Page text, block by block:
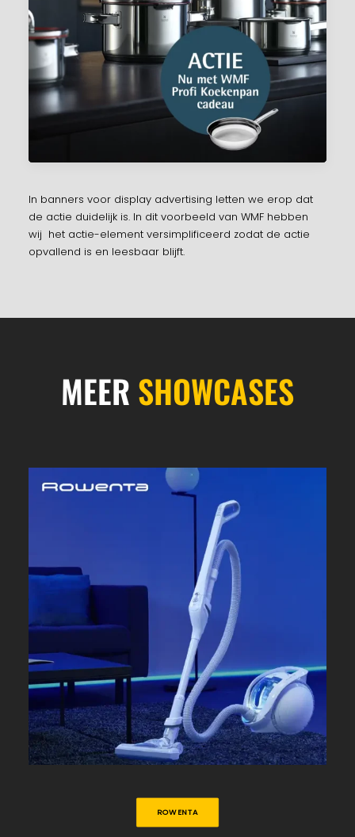
In banners voor display advertising letten we erop dat
de actie duidelijk is. In dit voorbeeld van WMF hebben
wij het actie-element versimplificeerd zodat de actie
opvallend is en leesbaar blijft.
MEER SHOWCASES
ROWENTA